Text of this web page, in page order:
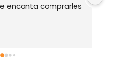
encanta comprarles